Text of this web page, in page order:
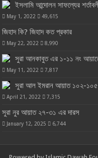
ইসলামি আন্দোলন সাফল্যের
May 1, 2022 49,615
জিহাদ কি? জিহাদ কত প্রকার
May 22, 2022 8,990
সুরা আনকাবুত এর ১-১১ নং
May 11, 2022 7,817
সুরা আল ইমরান আয়াত ১০২-
April 21, 2022 7,315
সুরা নুর আয়াত ২৭-৩১ এর দারস
January 12, 2025 6,744